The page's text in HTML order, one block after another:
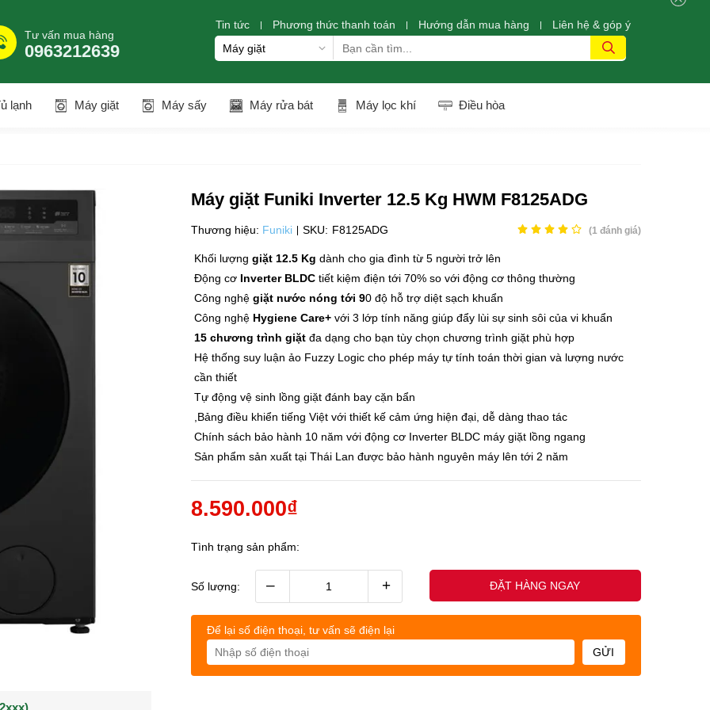
Tư vấn mua hàng
0963212639
Tin tức Phương thức thanh toán Hướng dẫn mua hàng Liên hệ & góp ý
lạnh Máy giặt Máy sấy Máy rửa bát Máy lọc khí Điều hòa
Máy giặt Funiki Inverter 12.5 Kg HWM F8125ADG
Thương hiệu: Funiki SKU: F8125ADG (1đánh giá)
Khối lượng giặt 12.5 Kg dành cho gia đình từ 5 người trở lên
Động cơ Inverter BLDC tiết kiệm điện tới 70% so với động cơ thông thường
Công nghệ giặt nước nóng tới 90 độ hỗ trợ diệt sạch khuẩn
Công nghệ Hygiene Care+với 3 lớp tính năng giúp đẩy lùi sự sinh sôi của vi khuẩn
15 chương trình giặtđa dạng cho bạn tùy chọn chương trình giặt phù hợp
Hệ thống suy luận ảo Fuzzy Logic cho phép máy tự tính toán thời gian và lượng nước
cần thiết
Tự động vệ sinh lồng giặt đánh bay cặn bẩn
,Bảng điều khiển tiếng Việt với thiết kế cảm ứng hiện đại, dễ dàng thao tác
Chính sách bảo hành 10 năm với động cơ Inverter BLDC máy giặt lồng ngang
Sản phẩm sản xuất tại Thái Lan được bảo hành nguyên máy lên tới 2 năm
8.590.000₫
Tình trạng sản phẩm:
Số lượng: – + ĐẶT HÀNG NGAY
Để lại số điện thoại, tư vấn sẽ điện lại
GỬI